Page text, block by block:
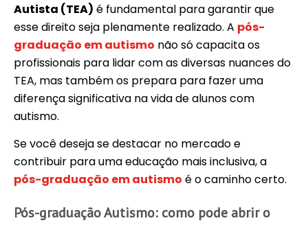
Autista (TEA) é fundamental para garantir que
esse direito seja plenamente realizado. A pós-
graduação em autismo não só capacita os
profissionais para lidar com as diversas nuances do
TEA, mas também os prepara para fazer uma
diferença significativa na vida de alunos com
autismo.
Se você deseja se destacar no mercado e
contribuir para uma educação mais inclusiva, a
pós-graduação em autismo é o caminho certo.
Pós-graduação Autismo: como pode abrir o